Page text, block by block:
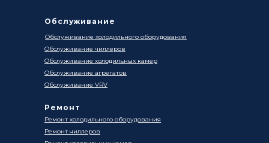
Ремонт
Ремонт холодильного оборудования
Ремонт чиллеров
Обслуживание
Обслуживание холодильного оборудования
Обслуживание чиллеров
Обслуживание холодильных камер
Обслуживание агрегатов
Обслуживание VRV